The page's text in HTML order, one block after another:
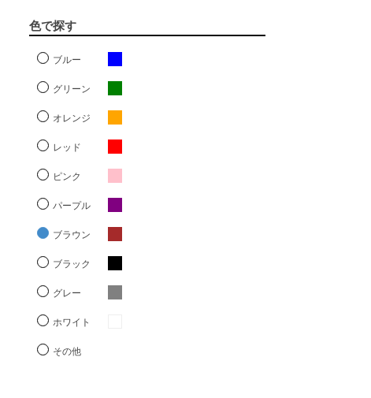
色で探す
ブルー
グリーン
オレンジ
レッド
ピンク
パープル
ブラウン
ブラック
グレー
ホワイト
その他